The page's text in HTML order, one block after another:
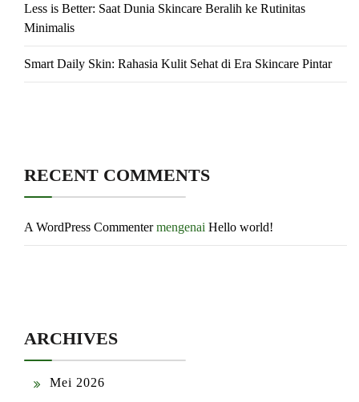
Less is Better: Saat Dunia Skincare Beralih ke Rutinitas
Minimalis
Smart Daily Skin: Rahasia Kulit Sehat di Era Skincare Pintar
RECENT COMMENTS
A WordPress Commentermengenai Hello world!
ARCHIVES
Mei 2026